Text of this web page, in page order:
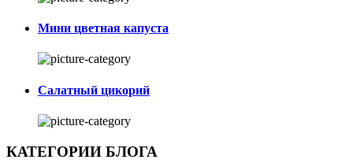
Мини цветная капуста
Салатный цикорий
КАТЕГОРИИ БЛОГА